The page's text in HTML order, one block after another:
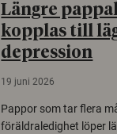
Längre
kopplas till
depression
19 juni 2026
Pappor som tar flera
föräldraledighet löper